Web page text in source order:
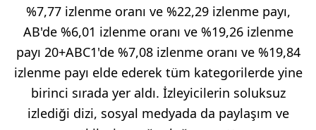
%7,77 izlenme oranı ve %22,29 izlenme payı,
AB'de %6,01 izlenme oranı ve %19,26 izlenme
payı 20+ABC1'de %7,08 izlenme oranı ve %19,84
izlenme payı elde ederek tüm kategorilerde yine
birinci sırada yer aldı. İzleyicilerin soluksuz
izlediği dizi, sosyal medyada da paylaşım ve